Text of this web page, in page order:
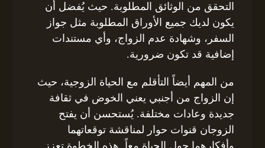
التحقق من الوثائق المطلوبة. حيث يُفضل أن
يكون لديك جميع الأوراق المطلوبة مثل جواز
السفر، وشهادة عدم الزواج، وأي مستندات
إضافية قد تكون ضرورية.
من المهم أيضاً التأقلم مع الحياة الزوجية، حيث
إن الزواج من أجنبي يعني الخوض في ثقافة
جديدة وعادات مختلفة. يُستحسن أن يفتح
الزوجان قنوات حوار لمناقشة توقعاتهما